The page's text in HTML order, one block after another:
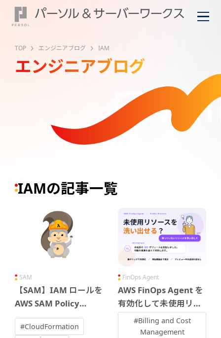
TOP エンジニアブログ IAM
エンジニアブログ
IAMの記事一覧
SAM
【SAM】IAM ロールを
AWS SAM Policy
Templates に移行して
みた
#CloudFormation
FinOps Agent
AWS FinOps Agent を
有効化して未使用リソ
ースを洗い出してみた
#Billing and Cost
Management